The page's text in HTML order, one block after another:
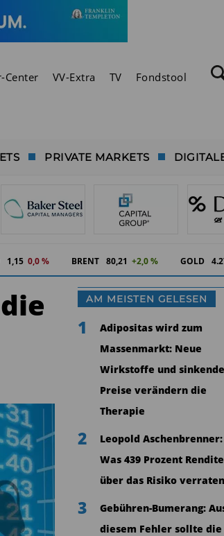
Center VV-Extra TV Fondstool
PRIVATE MARKETS
1,15 0,0 % BRENT 80,21 +2,0 % GOLD
AM MEISTEN GELESEN
1
Adipositas wird zum
Massenmarkt: Neue
Wirkstoffe und sinkende
Preise verändern die
Therapie
2
Leopold Aschenbrenner:
Was 439 Prozent Rendite
über das Risiko verraten
3
Gebühren-Bumerang:
diesem Fehler sollte die